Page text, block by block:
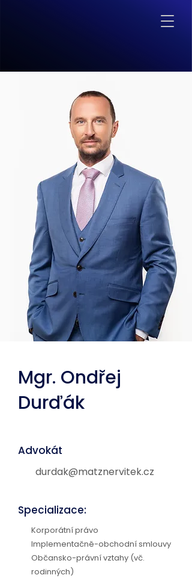
Mgr. Ondřej
Durďák
Advokát
durdak@matznervitek.cz
Specializace:
Korporátní právo
Implementačně-obchodní smlouvy
Občansko-právní vztahy (vč.
rodinných)